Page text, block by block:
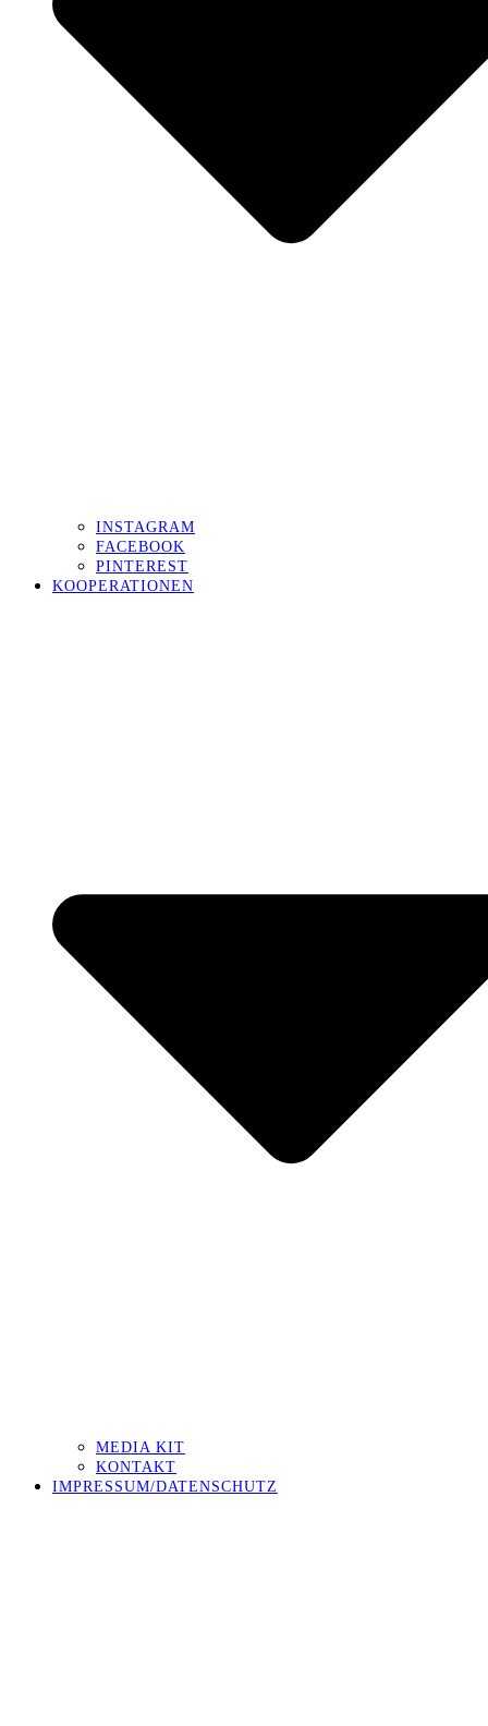
INSTAGRAM
FACEBOOK
PINTEREST
KOOPERATIONEN
MEDIA KIT
KONTAKT
IMPRESSUM/DATENSCHUTZ